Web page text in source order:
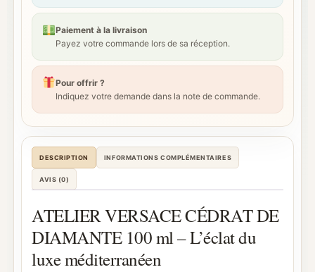
Paiement à la livraison
Payez votre commande lors de sa réception.
Pour offrir ?
Indiquez votre demande dans la note de commande.
DESCRIPTION INFORMATIONS COMPLÉMENTAIRES
AVIS (0)
ATELIER VERSACE CÉDRAT DE
DIAMANTE 100 ml – L’éclat du
luxe méditerranéen